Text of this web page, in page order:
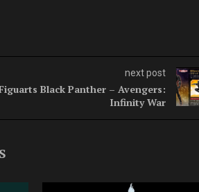
next post
Black Panther – Avengers:
Infinity War